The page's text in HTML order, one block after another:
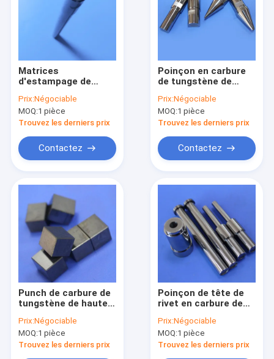
Matrices
d'estampage de
carbure de tungstène
respectueuses de
l'environnement avec
l'usure
exceptionnelle
Prix:Négociable
MOQ:1 pièce
Trouvez les derniers prix
Contactez
Poinçon en carbure
de tungstène de
avec haute
résistance à l'usure,
haute résistance et
température
Prix:Négociable
MOQ:1 pièce
Trouvez les derniers prix
Contactez
Punch de carbure de
tungstène de haute
carrée avec
résistance à l'usure
et à la corrosion
Prix:Négociable
MOQ:1 pièce
Trouvez les derniers prix
Poinçon de tête de
rivet en carbure de
résistant et durable
avec précision
±0.002 pour
Prix:Négociable
MOQ:1 pièce
Trouvez les derniers prix